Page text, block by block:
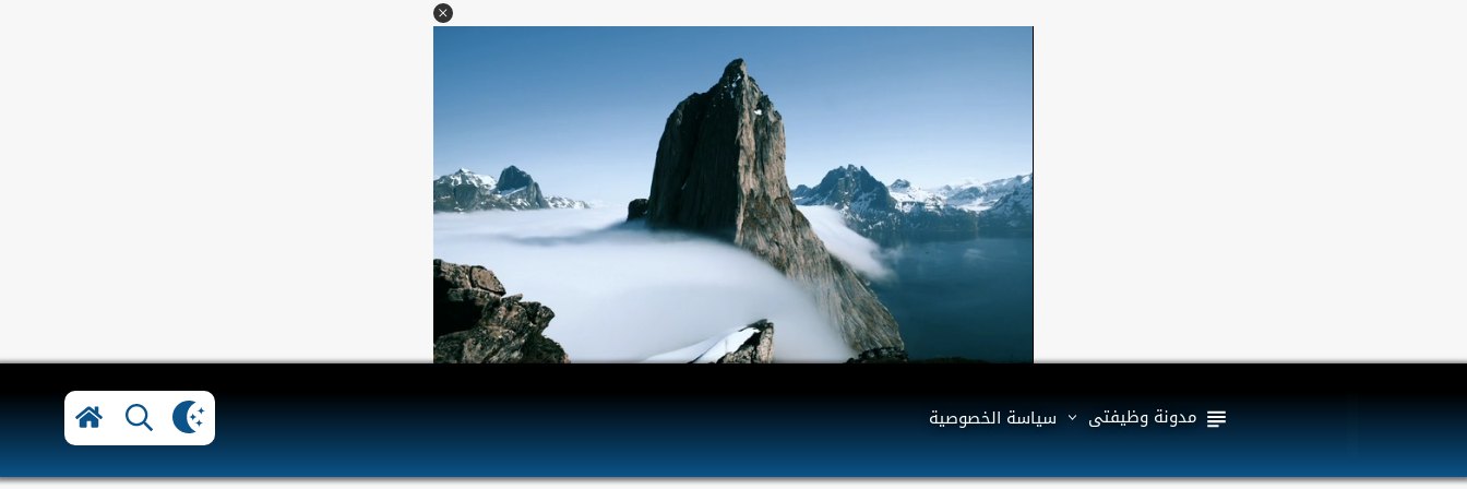
مدونة وظيفتى سياسة الخصوصية